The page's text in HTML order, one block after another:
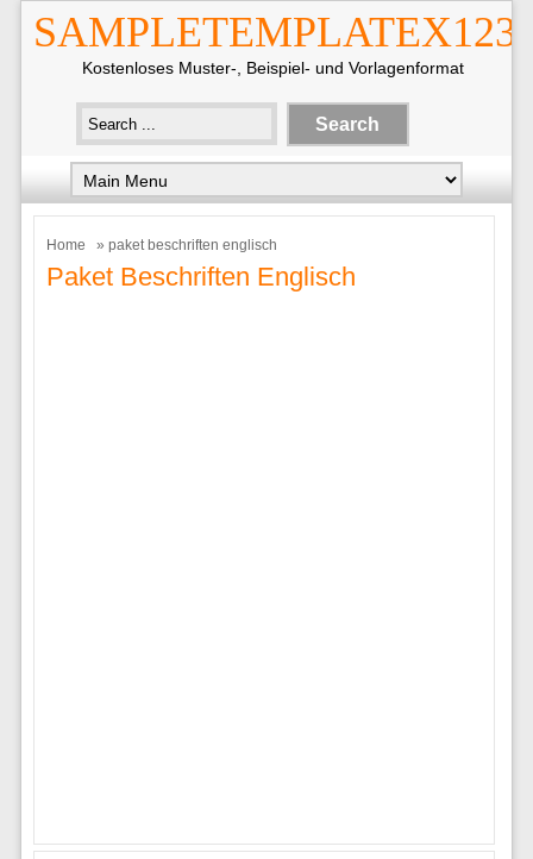
Kostenloses Muster-, Beispiel- und Vorlagenformat
Home » paket beschriften englisch
Paket Beschriften Englisch